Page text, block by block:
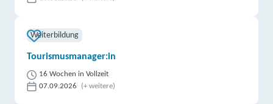
Weiterbildung
Tourismusmanager:in
16 Wochen in Vollzeit
07.09.2026
(+ weitere)